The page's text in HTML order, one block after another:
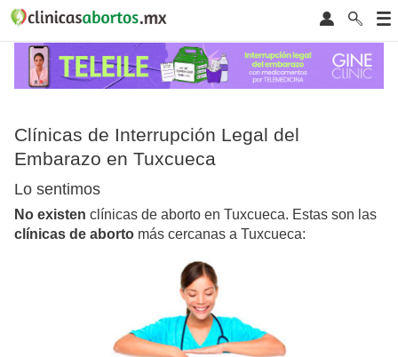
Clínicas de Interrupción Legal del
Embarazo en Tuxcueca
Lo sentimos
No existen clínicas de aborto en Tuxcueca. Estas son las
clínicas de aborto más cercanas a Tuxcueca: